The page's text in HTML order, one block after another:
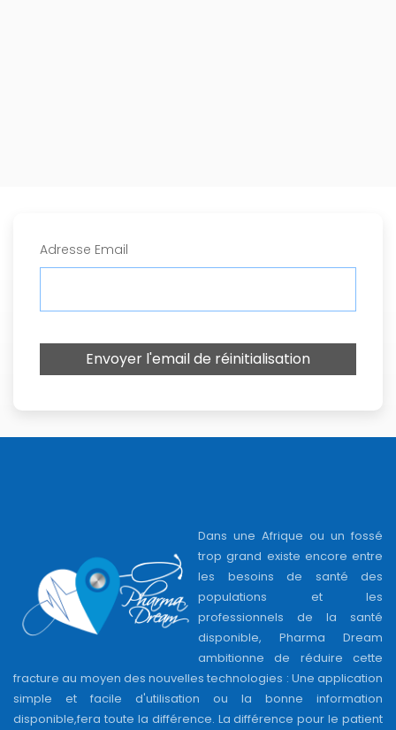
Adresse Email
Envoyer l'email de réinitialisation
Dans une Afrique ou un fossé
trop grand existe encore entre
les besoins de santé des
populations et les
professionnels de la santé
disponible, Pharma Dream
ambitionne de réduire cette
fracture au moyen des nouvelles technologies : Une application
simple et facile d'utilisation ou la bonne information
disponible,fera toute la différence. La différence pour le patient